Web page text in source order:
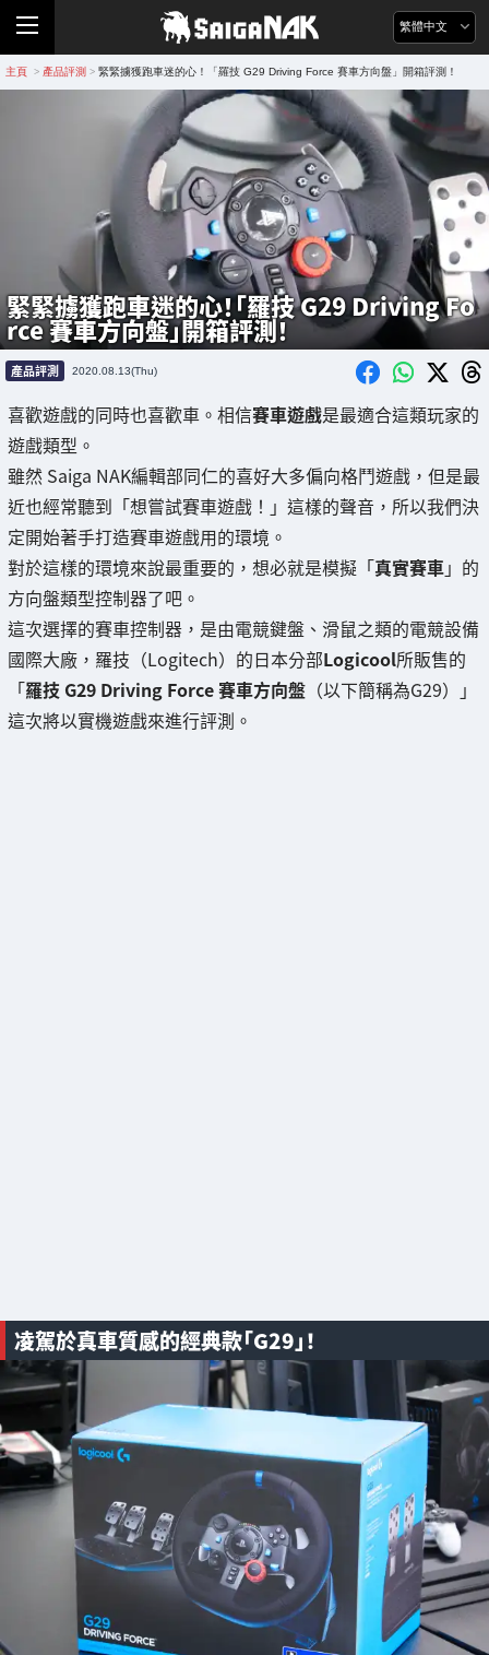
繁體中文
主頁 > 產品評測 > 緊緊擄獲跑車迷的心！「羅技 G29 Driving Force 賽車方向盤」開箱評測！
緊緊擄獲跑車迷的心！「羅技 G29 Driving Fo
rce 賽車方向盤」開箱評測！
產品評測 2020.08.13(Thu)
喜歡遊戲的同時也喜歡車。相信賽車遊戲是最適合這類玩家的
遊戲類型。
雖然 Saiga NAK編輯部同仁的喜好大多偏向格鬥遊戲，但是最
近也經常聽到「想嘗試賽車遊戲！」這樣的聲音，所以我們決
定開始著手打造賽車遊戲用的環境。
對於這樣的環境來說最重要的，想必就是模擬「真實賽車」的
方向盤類型控制器了吧。
這次選擇的賽車控制器，是由電競鍵盤、滑鼠之類的電競設備
國際大廠，羅技（Logitech）的日本分部Logicool所販售的
「羅技 G29 Driving Force 賽車方向盤 （以下簡稱為G29）」
這次將以實機遊戲來進行評測。
凌駕於真車質感的經典款「G29」！